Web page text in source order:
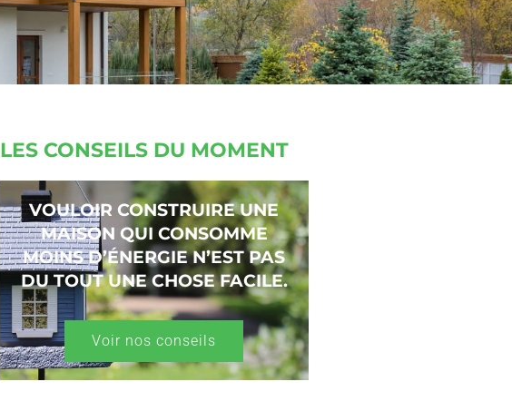
LES CONSEILS DU MOMENT
VOULOIR CONSTRUIRE UNE
MAISON QUI CONSOMME
MOINS D’ÉNERGIE N’EST PAS
DU TOUT UNE CHOSE FACILE.
Voir nos conseils